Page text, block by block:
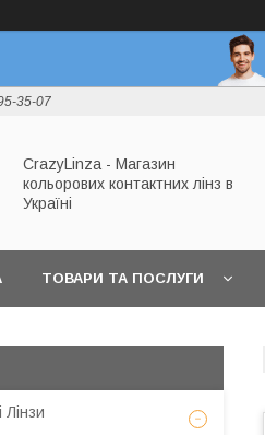
35-07
CrazyLinza - Магазин
кольорових контактних лінз в
Україні
ТОВАРИ ТА ПОСЛУГИ
Лінзи